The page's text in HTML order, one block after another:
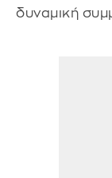
δυναμική